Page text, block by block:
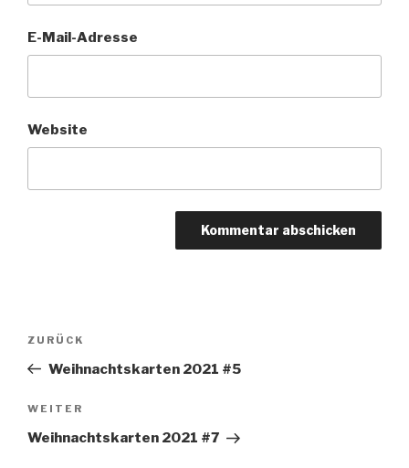
E-Mail-Adresse
Website
Beitragsnavigation
Vorheriger
Beitrag
ZURÜCK
Weihnachtskarten 2021 #5
Nächster
Beitrag
WEITER
Weihnachtskarten 2021 #7